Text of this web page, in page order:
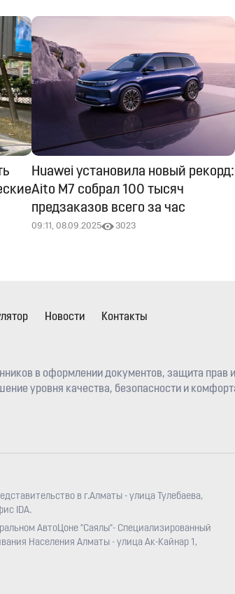
Huawei установила новый рекорд:
Aito M7 собрал 100 тысяч
предзаказов всего за час
09:11, 08.09.2025 3023
Новости Контакты
в оформлении документов, защита прав
уровня качества, безопасности и
в г.Алматы - улица Тулебаева,
IDA.
АвтоЦоне "Саялы"- Специализированный
Населения Алматы - улица Ак-Кайнар 1,